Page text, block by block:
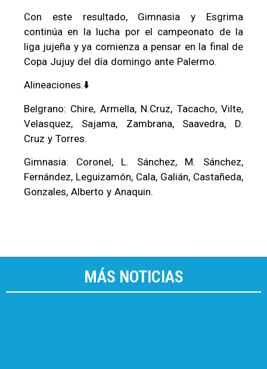
Con este resultado, Gimnasia y Esgrima
continúa en la lucha por el campeonato de la
liga jujeña y ya comienza a pensar en la final de
Copa Jujuy del día domingo ante Palermo.
Alineaciones.⬇️
Belgrano: Chire, Armella, N.Cruz, Tacacho, Vilte,
Velasquez, Sajama, Zambrana, Saavedra, D.
Cruz y Torres.
Gimnasia: Coronel, L. Sánchez, M. Sánchez,
Fernández, Leguizamón, Cala, Galián, Castañeda,
Gonzales, Alberto y Anaquin.
MÁS NOTICIAS